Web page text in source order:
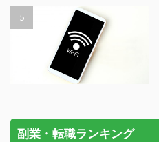
副業・転職ランキング